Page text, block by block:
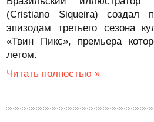
(Cristiano Siqueira) создал
эпизодам третьего сезона
«Твин Пикс», премьера
летом.
Читать полностью »